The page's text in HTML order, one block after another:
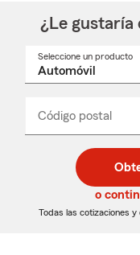
¿Le gustaría
Seleccione un producto
Código postal
de
5
de
5
_____
o
Todas las cotizaciones